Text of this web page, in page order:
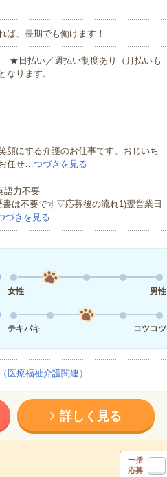
、長期でも働けます！
★日払い／週払い制度あり（月払いも
ります。
顔にする介護のお仕事です。おじいち
任せ…つづきを見る
語力不要
は不要です▽応募後の流れ1)翌営業日
づきを見る
女性 男性
テキパキ コツコツ
療福祉介護関連）
詳しく見る
一括
応募